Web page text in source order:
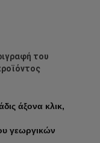
του
άξονα κλικ,
γεωργικών